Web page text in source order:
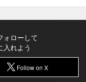
ォローして
入れよう
Follow on X